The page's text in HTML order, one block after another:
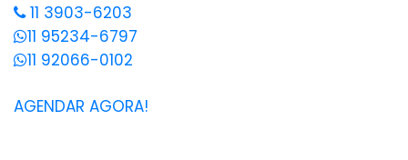
11 3903-6203
11 95234-6797
11 92066-0102
AGENDAR AGORA!